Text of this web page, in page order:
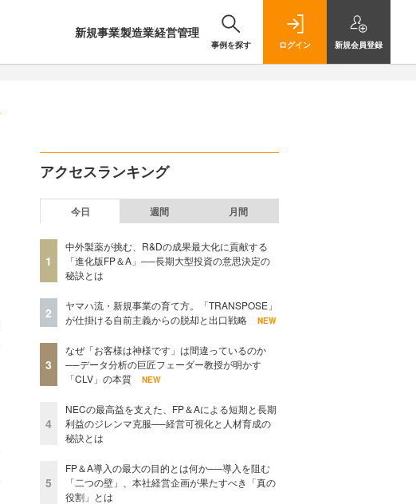
新規事業製造業経営管理
事例を探す ログイン 新規会員登録
アクセスランキング
今日 週間 月間
1
中外製薬が挑む、R&Dの成果最大化に貢献する
「進化版FP＆A」──長期大型投資の意思決定の
秘訣とは
2
ヤマハ流・新規事業の育て方。「TRANSPOSE」
が仕掛ける自前主義からの脱却と出口戦略
NEW
3
なぜ「お客様は神様です」は間違っているのか
──データ分析の巨匠フェーダー教授が明かす
「CLV」の本質
NEW
4
NECの最高益を支えた、FP＆Aによる短期と長期
利益のジレンマ克服──経営可視化と人材育成の
秘訣とは
5
FP＆A導入の最大の目的とは何か──導入を阻む
「二つの壁」、本社経営企画が果たすべき「真の
役割」とは